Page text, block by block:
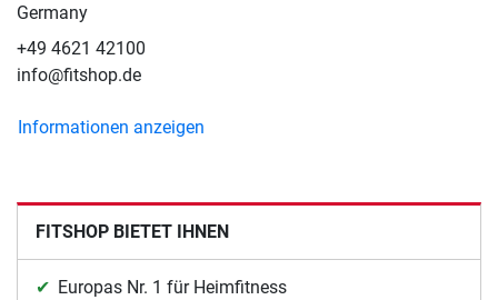
Germany
+49 4621 42100
info@fitshop.de
Informationen anzeigen
FITSHOP BIETET IHNEN
Europas Nr. 1 für Heimfitness